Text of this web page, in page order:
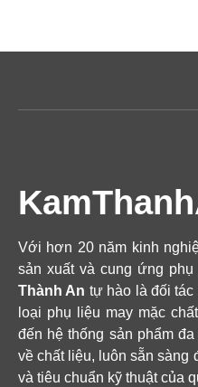
Với hơn 20 năm kinh
sản xuất và cung ứng
Thành An tự hào là đối tác
loại phụ liệu may mặc
đến hệ thống sản phẩm
về chất liệu, luôn sẵn sàng
và tiêu chuẩn kỹ thuật của